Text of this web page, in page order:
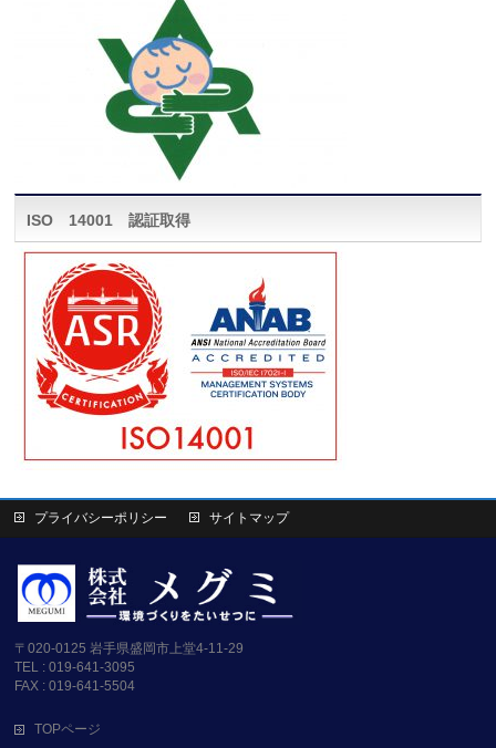
ISO 14001 認証取得
プライバシーポリシー サイトマップ
〒020-0125 岩手県盛岡市上堂4-11-29
TEL : 019-641-3095
FAX : 019-641-5504
TOPページ